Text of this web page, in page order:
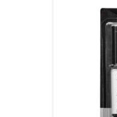
Posiada Pan/i prawo
sprostowania, usunięcia,
przenoszenia danych,
cofnięcia zgody w
prawem przetwarzania,
jej cofnięcie oraz
ma Pani/Pan prawo
Pani/Pana dane będą
tym również w formie